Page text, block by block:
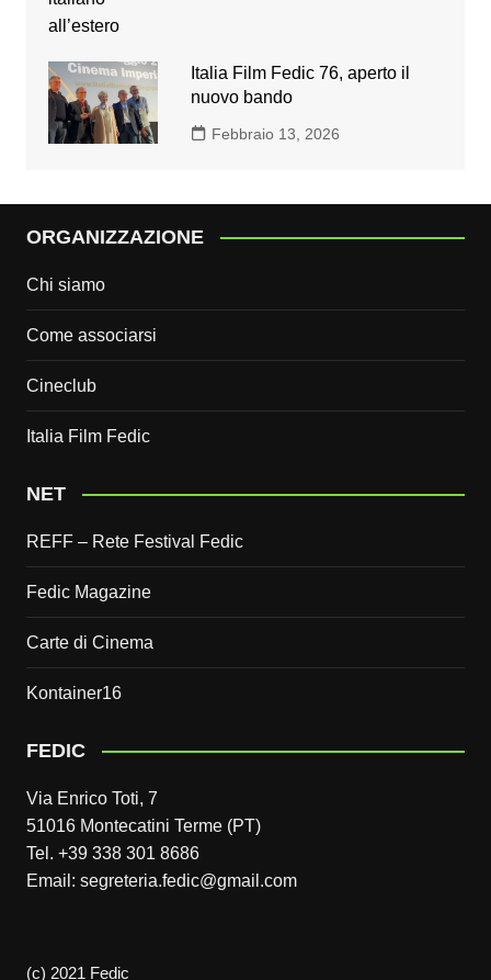
Italia Film Fedic 76, aperto il
nuovo bando
Febbraio 13, 2026
ORGANIZZAZIONE
Chi siamo
Come associarsi
Cineclub
Italia Film Fedic
NET
REFF – Rete Festival Fedic
Fedic Magazine
Carte di Cinema
Kontainer16
FEDIC
Via Enrico Toti, 7
51016 Montecatini Terme (PT)
Tel. +39 338 301 8686
Email: segreteria.fedic@gmail.com
(c) 2021 Fedic